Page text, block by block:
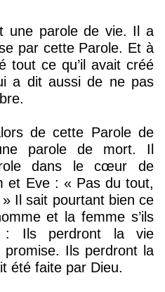
une parole de vie. Il a
par cette Parole. Et à
tout ce qu’il avait créé
a dit aussi de ne pas
de cette Parole de
parole de mort. Il
dans le cœur de
et Eve : « Pas du tout,
Il sait pourtant bien ce
et la femme s’ils
: Ils perdront la vie
Ils perdront la
été faite par Dieu.